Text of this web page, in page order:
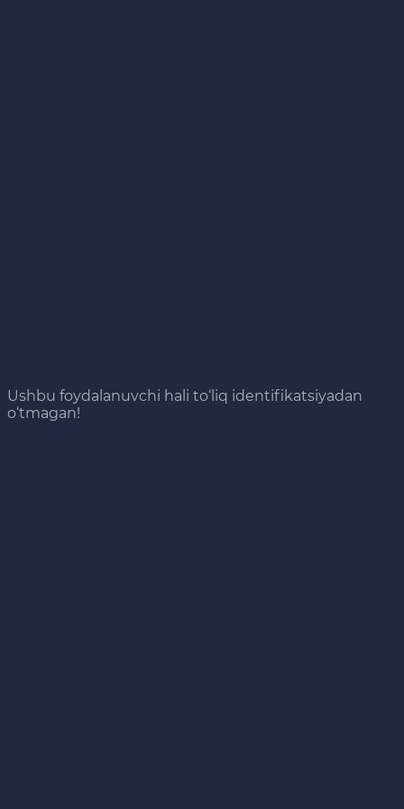
Ushbu foydalanuvchi hali to‘liq identifikatsiyadan
o‘tmagan!